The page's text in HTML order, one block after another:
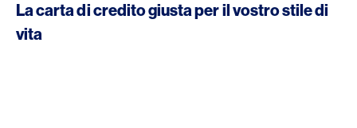
La carta di credito giusta per il vostro stile di
vita